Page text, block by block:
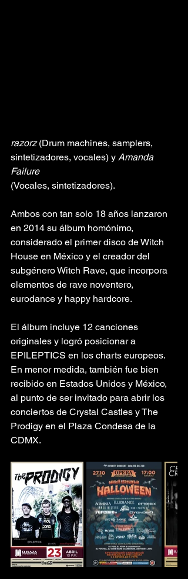
razorz (Drum machines, samplers,
sintetizadores, vocales) y Amanda
Failure
(Vocales, sintetizadores).
Ambos con tan solo 18 años lanzaron
en 2014 su álbum homónimo,
considerado el primer disco de Witch
House en México y el creador del
subgénero Witch Rave, que incorpora
elementos de rave noventero,
eurodance y happy hardcore.
El álbum incluye 12 canciones
originales y logró posicionar a
EPILEPTICS en los charts europeos.
En menor medida, también fue bien
recibido en Estados Unidos y México,
al punto de ser invitado para abrir los
conciertos de Crystal Castles y The
Prodigy en el Plaza Condesa de la
CDMX.